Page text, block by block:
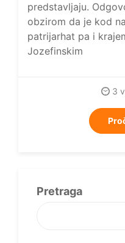
predstavljaju.
obzirom da je kod
patrijarhat pa i
Jozefinskim
3
Pretraga